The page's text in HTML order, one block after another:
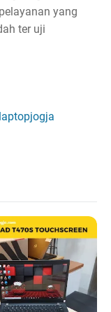
yang
ter uji
laptopjogja